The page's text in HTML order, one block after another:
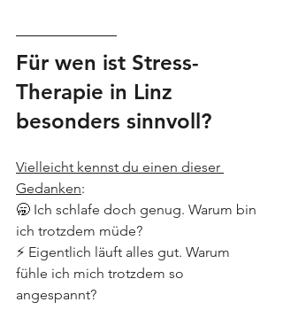
Für wen ist Stress-
Therapie in Linz
besonders sinnvoll?
Vielleicht kennst du einen dieser
Gedanken:
🥱 Ich schlafe doch genug. Warum bin
ich trotzdem müde?
⚡ Eigentlich läuft alles gut. Warum
fühle ich mich trotzdem so
angespannt?